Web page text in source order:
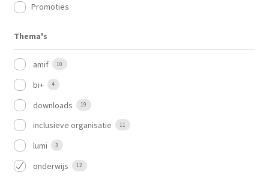
Promoties
Thema's
amif 10
bi+ 4
downloads 19
inclusieve organisatie 11
lumi 3
onderwijs 12